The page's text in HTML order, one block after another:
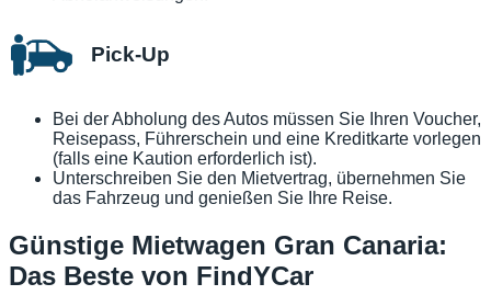
Pick-Up
Bei der Abholung des Autos müssen Sie Ihren Voucher,
Reisepass, Führerschein und eine Kreditkarte vorlegen
(falls eine Kaution erforderlich ist).
Unterschreiben Sie den Mietvertrag, übernehmen Sie
das Fahrzeug und genießen Sie Ihre Reise.
Günstige Mietwagen Gran Canaria:
Das Beste von FindYCar